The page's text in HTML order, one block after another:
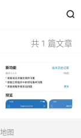

共 1 篇文章
图